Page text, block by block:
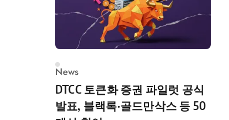
News
DTCC 토큰화 증권 파일럿 공식
발표, 블랙록·골드만삭스 등 50